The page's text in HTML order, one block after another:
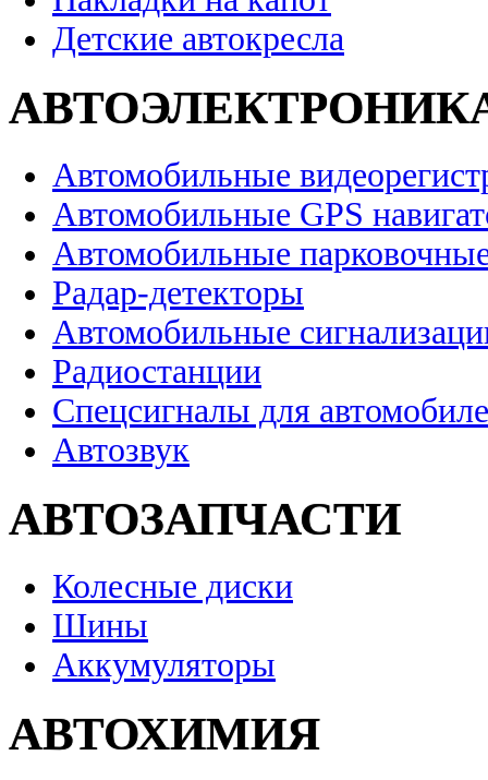
Детские автокресла
Автомобильные
Автомобильные GPS
Автомобильные
Радар-детекторы
Автомобильные
Радиостанции
Спецсигналы для
Автозвук
АВТОЗАПЧАСТИ
Колесные диски
Шины
Аккумуляторы
АВТОХИМИЯ